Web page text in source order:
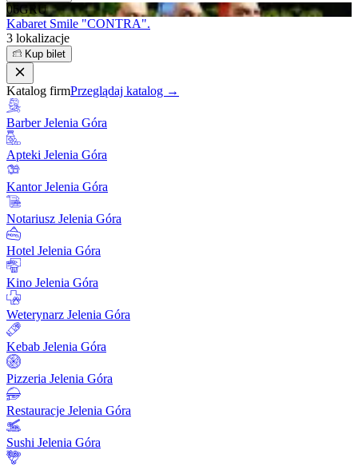
06GRU
Kabaret Smile "CONTRA".
3 lokalizacje
Kup bilet
Katalog firmPrzeglądaj katalog →
Barber Jelenia Góra
Apteki Jelenia Góra
Kantor Jelenia Góra
Notariusz Jelenia Góra
Hotel Jelenia Góra
Kino Jelenia Góra
Weterynarz Jelenia Góra
Kebab Jelenia Góra
Pizzeria Jelenia Góra
Restauracje Jelenia Góra
Sushi Jelenia Góra